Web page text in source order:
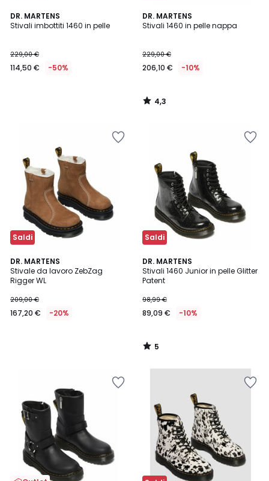
DR. MARTENS
Stivali imbottiti 1460 in pelle
229,00 €
114,50 € -50%
DR. MARTENS
Stivali 1460 in pelle nappa
229,00 €
206,10 € -10%
4,3
/ 5
4,3
/
Saldi
DR. MARTENS
Stivale da lavoro ZebZag
Rigger WL
209,00 €
167,20 € -20%
Saldi
DR. MARTENS
Stivali 1460 Junior in pelle Glitter
Patent
98,99 €
89,09 € -10%
5
/
5
5
/